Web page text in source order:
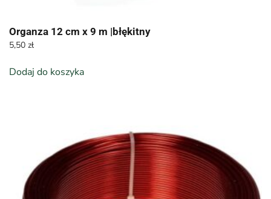
Organza 12 cm x 9 m |błękitny
5,50 zł
Dodaj do koszyka